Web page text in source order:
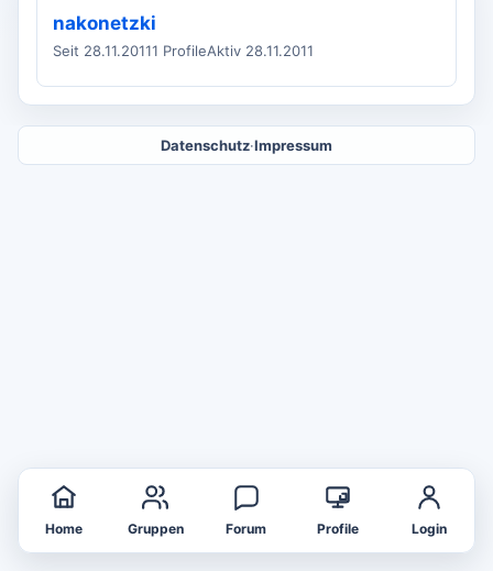
nakonetzki
Seit 28.11.20111 ProfileAktiv 28.11.2011
Datenschutz·Impressum
Home Gruppen Forum Profile Login